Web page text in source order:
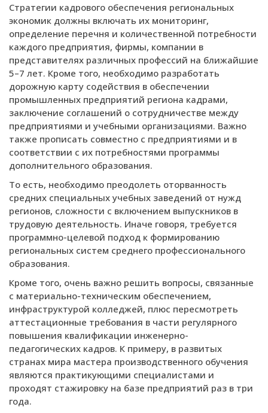
Стратегии кадрового обеспечения региональных
экономик должны включать их мониторинг,
определение перечня и количественной потребности
каждого предприятия, фирмы, компании в
представителях различных профессий на ближайшие
5–7 лет. Кроме того, необходимо разработать
дорожную карту содействия в обеспечении
промышленных предприятий региона кадрами,
заключение соглашений о сотрудничестве между
предприятиями и учебными организациями. Важно
также прописать совместно с предприятиями и в
соответствии с их потребностями программы
дополнительного образования.
То есть, необходимо преодолеть оторванность
средних специальных учебных заведений от нужд
регионов, сложности с включением выпускников в
трудовую деятельность. Иначе говоря, требуется
программно-целевой подход к формированию
региональных систем среднего профессионального
образования.
Кроме того, очень важно решить вопросы, связанные
с материально-техническим обеспечением,
инфраструктурой колледжей, плюс пересмотреть
аттестационные требования в части регулярного
повышения квалификации инженерно-
педагогических кадров. К примеру, в развитых
странах мира мастера производственного обучения
являются практикующими специалистами и
проходят стажировку на базе предприятий раз в три
года.